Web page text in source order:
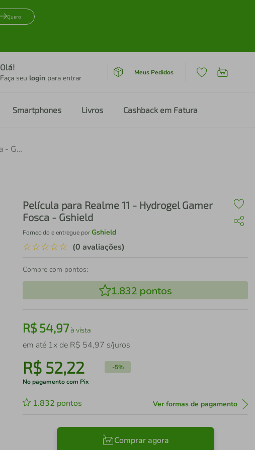
Quero
Olá!
Faça seu login para entrar
Meus Pedidos
Smartphones Livros Cashback em Fatura
Película para Realme 11 - Hydrogel Gamer Fosca - Gshield
Película para Realme 11 - Hydrogel Gamer
Fosca - Gshield
Fornecido e entregue porGshield
☆☆☆☆☆ (0 avaliações)
Compre com pontos:
1.832 pontos
R$54,97à vista
em até 1x de R$ 54,97 s/juros
R$ 52,22 -5%
No pagamento com Pix
1.832 pontos Ver formas de pagamento
Comprar agora